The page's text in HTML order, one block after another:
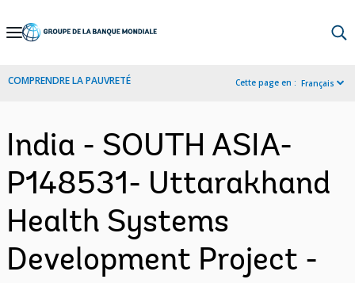
Skip
Navigation
COMPRENDRE LA PAUVRETÉ Cette page en : Français
India - SOUTH ASIA-
P148531- Uttarakhand
Health Systems
Development Project -